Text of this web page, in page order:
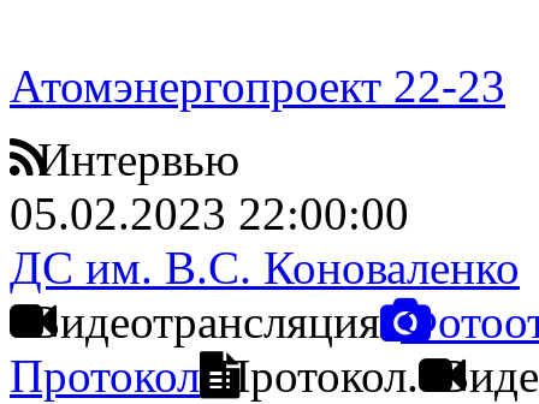
Атомэнергопроект 22-23
Интервью
05.02.2023 22:00:00
ДС им. В.С. Коноваленко
Видеотрансляция
Протокол Протокол.